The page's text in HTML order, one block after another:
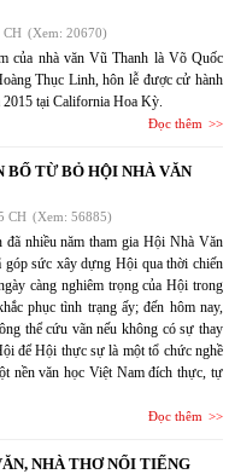
CH (Xem: 20670)
của nhà văn Vũ Thanh là Võ Quốc
Thục Linh, hôn lễ được cử hành
2015 tại California Hoa Kỳ.
Đọc thêm
BỐ TỪ BỎ HỘI NHÀ VĂN
CH (Xem: 56885)
nhiều năm tham gia Hội Nhà Văn
sức xây dựng Hội qua thời chiến
càng nghiêm trọng của Hội trong
phục tình trạng ấy; đến hôm nay,
thể cứu vãn nếu không có sự thay
để Hội thực sự là một tổ chức nghề
nền văn học Việt Nam đích thực, tự
Đọc thêm
NHÀ THƠ NỔI TIẾNG